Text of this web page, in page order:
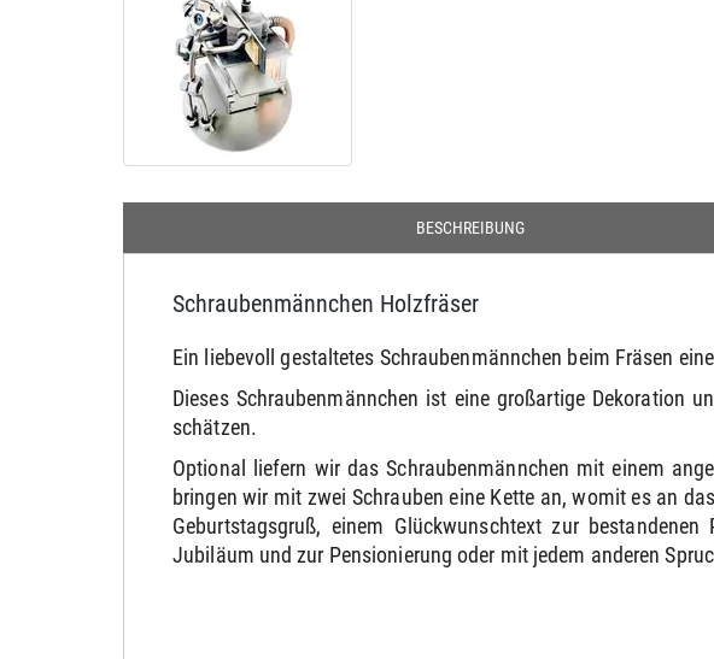
BESCHREIBUNG
Schraubenmännchen Holzfräser
Ein liebevoll gestaltetes Schraubenmännchen beim Fräsen
Dieses Schraubenmännchen ist eine großartige Dekoration
schätzen.
Optional liefern wir das Schraubenmännchen mit einem
bringen wir mit zwei Schrauben eine Kette an, womit es an
Geburtstagsgruß, einem Glückwunschtext zur
Jubiläum und zur Pensionierung oder mit jedem anderen